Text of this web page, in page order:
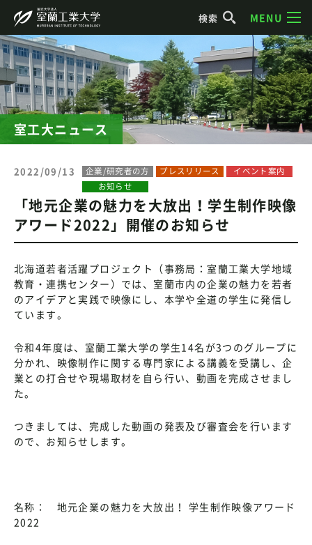
検索 MENU
室工大ニュース
2022/09/13 企業/研究者の方 プレスリリース
イベント案内
お知らせ
「地元企業の魅力を大放出！学生制作映像
アワード2022」開催のお知らせ
北海道若者活躍プロジェクト（事務局：室蘭工業大学地域
教育・連携センター）では、室蘭市内の企業の魅力を若者
のアイデアと実践で映像にし、本学や全道の学生に発信し
ています。
令和4年度は、室蘭工業大学の学生14名が3つのグループに
分かれ、映像制作に関する専門家による講義を受講し、企
業との打合せや現場取材を自ら行い、動画を完成させまし
た。
つきましては、完成した動画の発表及び審査会を行います
ので、お知らせします。
名称： 地元企業の魅力を大放出！ 学生制作映像アワード
2022